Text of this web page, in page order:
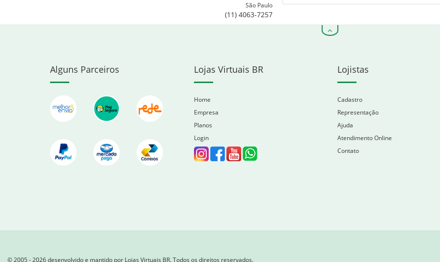
São Paulo
(11) 4063-7257
Alguns Parceiros Lojas Virtuais BR
Home
Empresa
Planos
Login
Lojistas
Cadastro
Representação
Ajuda
Atendimento Online
Contato
© 2005 - 2026 desenvolvido e mantido por Lojas Virtuais BR. Todos os direitos reservados.